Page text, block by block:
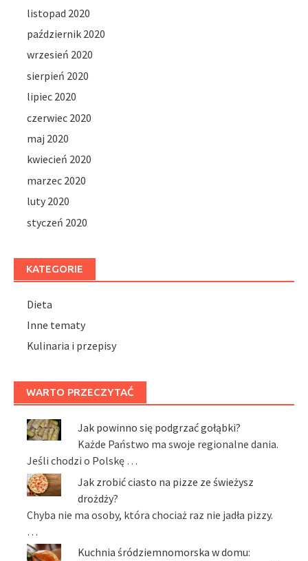
listopad 2020
październik 2020
wrzesień 2020
sierpień 2020
lipiec 2020
czerwiec 2020
maj 2020
kwiecień 2020
marzec 2020
luty 2020
styczeń 2020
KATEGORIE
Dieta
Inne tematy
Kulinaria i przepisy
WARTO PRZECZYTAĆ
Jak powinno się podgrzać gołąbki?
Każde Państwo ma swoje regionalne dania.
Jeśli chodzi o Polskę …
Jak zrobić ciasto na pizze ze świeżysz
drożdży?
Chyba nie ma osoby, która chociaż raz nie jadła pizzy.
…
Kuchnia śródziemnomorska w domu: